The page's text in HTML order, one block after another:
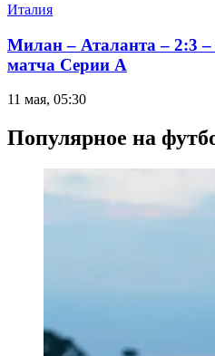
Италия
Милан – Аталанта – 2:3 –
матча Серии А
11 мая, 05:30
Популярное на